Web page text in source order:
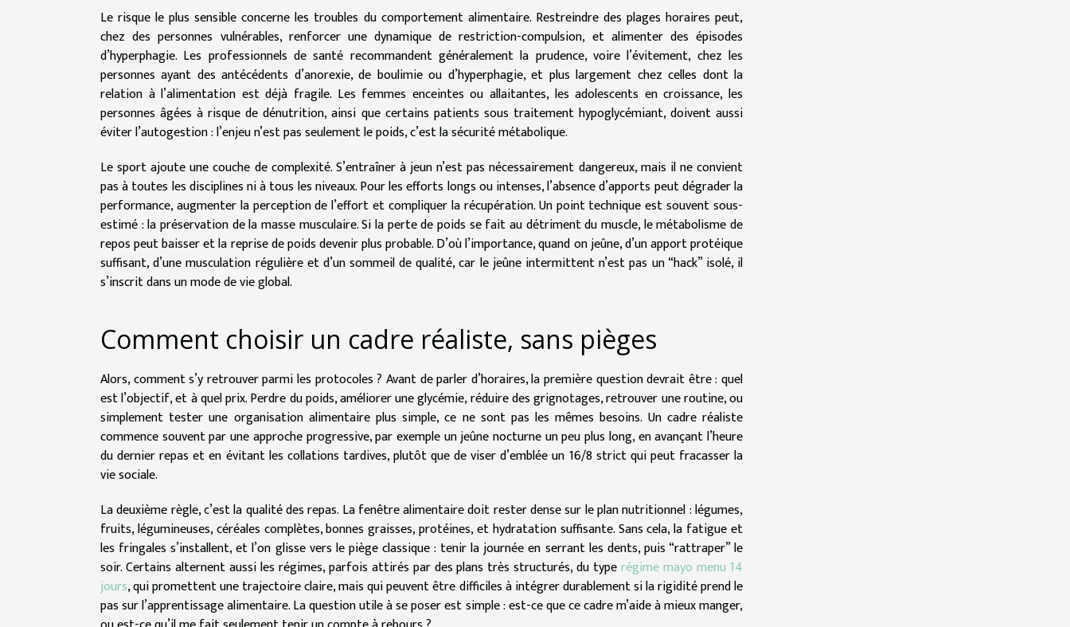
Le risque le plus sensible concerne les troubles du comportement alimentaire. Restreindre des plages horaires peut,
chez des personnes vulnérables, renforcer une dynamique de restriction-compulsion, et alimenter des épisodes
d’hyperphagie. Les professionnels de santé recommandent généralement la prudence, voire l’évitement, chez les
personnes ayant des antécédents d’anorexie, de boulimie ou d’hyperphagie, et plus largement chez celles dont la
relation à l’alimentation est déjà fragile. Les femmes enceintes ou allaitantes, les adolescents en croissance, les
personnes âgées à risque de dénutrition, ainsi que certains patients sous traitement hypoglycémiant, doivent aussi
éviter l’autogestion : l’enjeu n’est pas seulement le poids, c’est la sécurité métabolique.
Le sport ajoute une couche de complexité. S’entraîner à jeun n’est pas nécessairement dangereux, mais il ne convient
pas à toutes les disciplines ni à tous les niveaux. Pour les efforts longs ou intenses, l’absence d’apports peut dégrader la
performance, augmenter la perception de l’effort et compliquer la récupération. Un point technique est souvent sous-
estimé : la préservation de la masse musculaire. Si la perte de poids se fait au détriment du muscle, le métabolisme de
repos peut baisser et la reprise de poids devenir plus probable. D’où l’importance, quand on jeûne, d’un apport protéique
suffisant, d’une musculation régulière et d’un sommeil de qualité, car le jeûne intermittent n’est pas un “hack” isolé, il
s’inscrit dans un mode de vie global.
Comment choisir un cadre réaliste, sans pièges
Alors, comment s’y retrouver parmi les protocoles ? Avant de parler d’horaires, la première question devrait être : quel
est l’objectif, et à quel prix. Perdre du poids, améliorer une glycémie, réduire des grignotages, retrouver une routine, ou
simplement tester une organisation alimentaire plus simple, ce ne sont pas les mêmes besoins. Un cadre réaliste
commence souvent par une approche progressive, par exemple un jeûne nocturne un peu plus long, en avançant l’heure
du dernier repas et en évitant les collations tardives, plutôt que de viser d’emblée un 16/8 strict qui peut fracasser la
vie sociale.
La deuxième règle, c’est la qualité des repas. La fenêtre alimentaire doit rester dense sur le plan nutritionnel : légumes,
fruits, légumineuses, céréales complètes, bonnes graisses, protéines, et hydratation suffisante. Sans cela, la fatigue et
les fringales s’installent, et l’on glisse vers le piège classique : tenir la journée en serrant les dents, puis “rattraper” le
soir. Certains alternent aussi les régimes, parfois attirés par des plans très structurés, du typerégime mayo menu 14
jours, qui promettent une trajectoire claire, mais qui peuvent être difficiles à intégrer durablement si la rigidité prend le
pas sur l’apprentissage alimentaire. La question utile à se poser est simple : est-ce que ce cadre m’aide à mieux manger,